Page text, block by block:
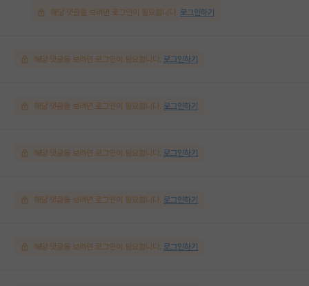
해당 댓글을 보려면 로그인이 필요합니다. 로그인하기
해당 댓글을 보려면 로그인이 필요합니다. 로그인하기
해당 댓글을 보려면 로그인이 필요합니다. 로그인하기
해당 댓글을 보려면 로그인이 필요합니다. 로그인하기
해당 댓글을 보려면 로그인이 필요합니다. 로그인하기
해당 댓글을 보려면 로그인이 필요합니다. 로그인하기